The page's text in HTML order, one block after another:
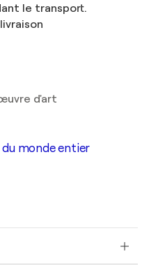
le transport.
d'art
monde entier